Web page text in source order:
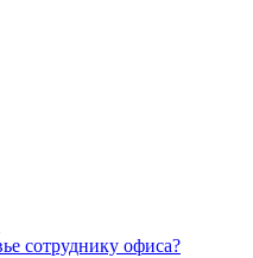
сотруднику офиса?